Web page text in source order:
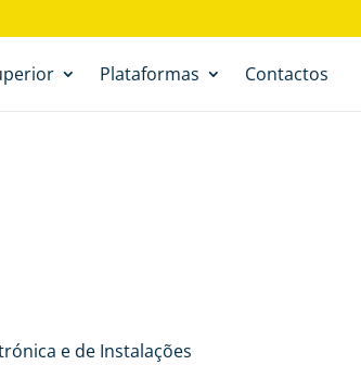
Plataformas Contactos
e de Instalações